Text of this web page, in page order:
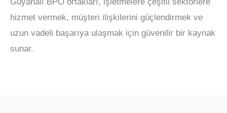
hizmet vermek, müşteri ilişkilerini güçlendirmek ve
uzun vadeli başarıya ulaşmak için güvenilir bir kaynak
sunar.